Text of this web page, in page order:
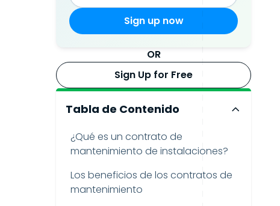
OR
Sign Up for Free
Tabla de Contenido
¿Qué es un contrato de
mantenimiento de instalaciones?
Los beneficios de los contratos de
mantenimiento